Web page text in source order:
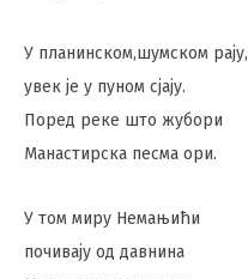
У планинском,шумском рају,
увек је у пуном сјају.
Поред реке што жубори
Манастирска песма ори.
У том миру Немањићи
почивају од давнина